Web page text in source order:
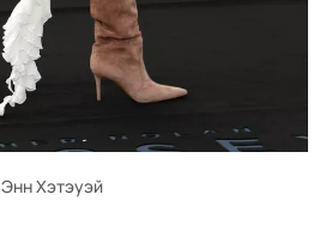
Энн Хэтэуэй